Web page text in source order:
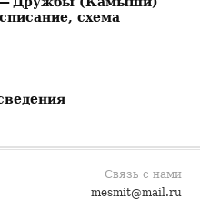
схема
Связь с нами
mesmit@mail.ru